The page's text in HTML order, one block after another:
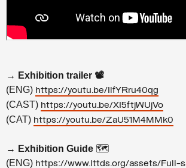
→ Exhibition trailer 📽
(ENG) https://youtu.be/IlfYRru40qg
(CAST) https://youtu.be/XI5ftjWUjVo
(CAT) https://youtu.be/ZaU51M4MMk0
→ Exhibition Guide 🗺
(ENG) https://www.lttds.org/assets/Full-